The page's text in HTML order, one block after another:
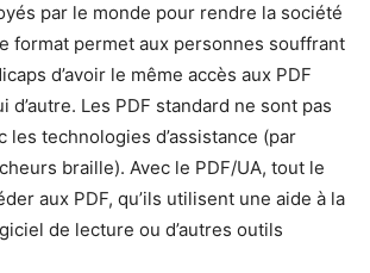
par le monde pour rendre la société
format permet aux personnes souffrant
d’avoir le même accès aux PDF
d’autre. Les PDF standard ne sont pas
les technologies d’assistance (par
braille). Avec le PDF/UA, tout le
aux PDF, qu’ils utilisent une aide à la
de lecture ou d’autres outils